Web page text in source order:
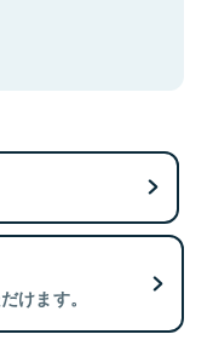
けます。